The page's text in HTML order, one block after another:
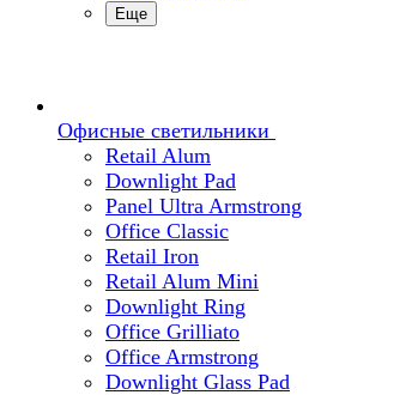
Еще
Офисные светильники
Retail Alum
Downlight Pad
Panel Ultra Armstrong
Office Classic
Retail Iron
Retail Alum Mini
Downlight Ring
Office Grilliato
Office Armstrong
Downlight Glass Pad